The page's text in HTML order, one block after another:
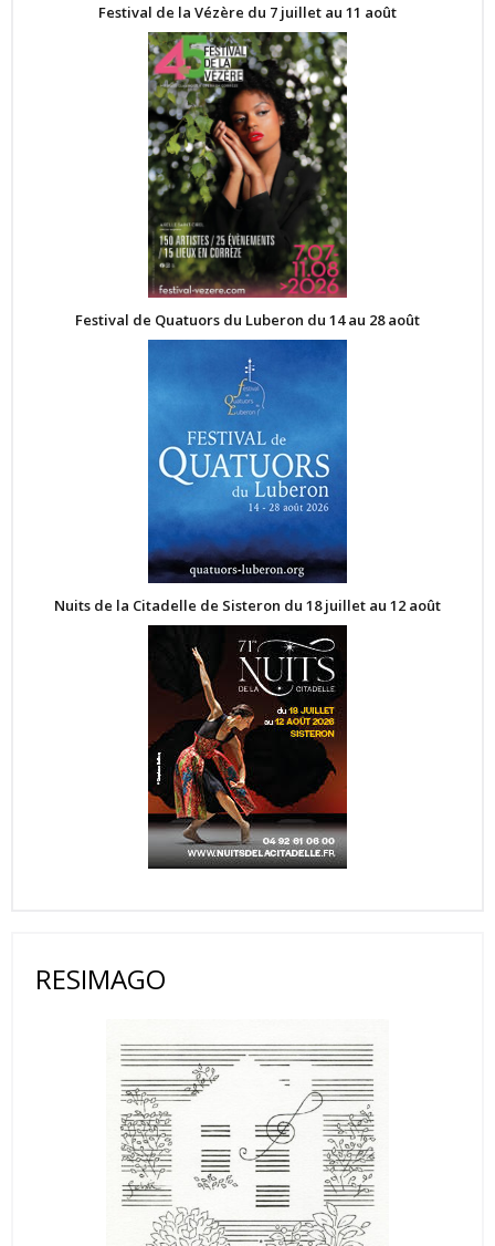
Festival de la Vézère du 7 juillet au 11 août
Festival de Quatuors du Luberon du 14 au 28 août
Nuits de la Citadelle de Sisteron du 18 juillet au 12 août
RESIMAGO